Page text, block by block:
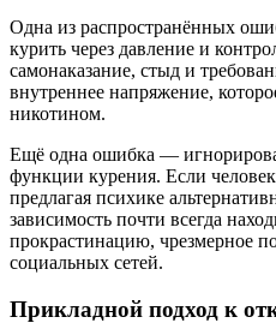
Одна из распространённых
курить через давление и
самонаказание, стыд и
внутреннее напряжение,
никотином.
Ещё одна ошибка —
функции курения. Если человек
предлагая психике
зависимость почти всегда
прокрастинацию, чрезмерное
социальных сетей.
Прикладной подход к